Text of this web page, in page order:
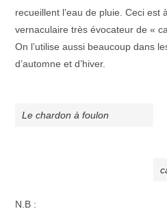
recueillent l’eau de pluie. Ceci est
vernaculaire très évocateur de «
On l’utilise aussi beaucoup dans
d’automne et d’hiver.
Le chardon à foulon
N.B :